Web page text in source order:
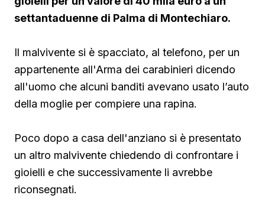
settantaduenne di Palma di Montechiaro.
Il malvivente si è spacciato, al telefono, per un
appartenente all'Arma dei carabinieri dicendo
all'uomo che alcuni banditi avevano usato l’auto
della moglie per compiere una rapina.
Poco dopo a casa dell'anziano si è presentato
un altro malvivente chiedendo di confrontare i
gioielli e che successivamente li avrebbe
riconsegnati.